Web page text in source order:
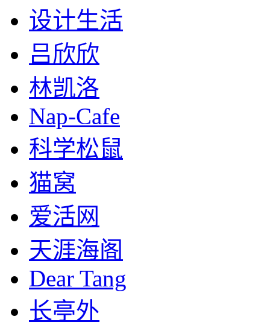
设计生活
吕欣欣
林凯洛
Nap-Cafe
科学松鼠
猫窝
爱活网
天涯海阁
Dear Tang
长亭外